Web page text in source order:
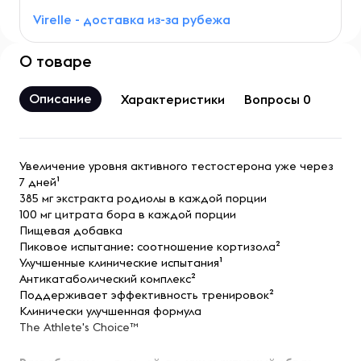
Virelle - доставка из-за рубежа
О товаре
Описание Характеристики Вопросы 0
Увеличение уровня активного тестостерона уже через
7 дней¹
385 мг экстракта родиолы в каждой порции
100 мг цитрата бора в каждой порции
Пищевая добавка
Пиковое испытание: соотношение кортизола²
Улучшенные клинические испытания¹
Антикатаболический комплекс²
Поддерживает эффективность тренировок²
Клинически улучшенная формула
The Athlete's Choice™